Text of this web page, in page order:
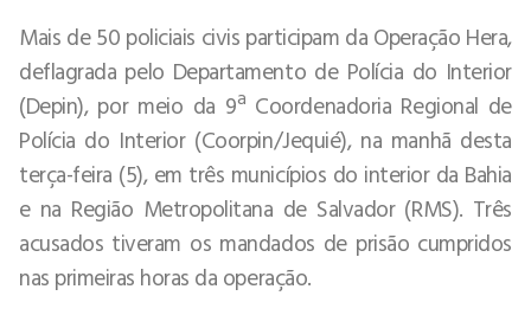
Mais de 50 policiais civis participam da Operação Hera,
deflagrada pelo Departamento de Polícia do Interior
(Depin), por meio da 9ª Coordenadoria Regional de
Polícia do Interior (Coorpin/Jequié), na manhã desta
terça-feira (5), em três municípios do interior da Bahia
e na Região Metropolitana de Salvador (RMS). Três
acusados tiveram os mandados de prisão cumpridos
nas primeiras horas da operação.